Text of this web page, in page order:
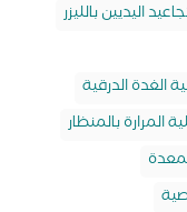
اليديين بالليزر
الغدة الدرقية
المرارة بالمنظار